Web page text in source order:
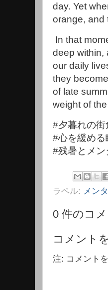
day. Yet
orange, and
In that
deep within,
our daily
they
of late
weight of
#夕暮れの街
#心を緩める
#残暑とメン
ラベル: メン
0 件のコ
コメント
注: コメント